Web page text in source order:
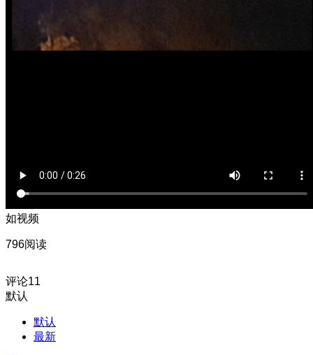
如视频
796阅读
评论11
默认
默认
最新